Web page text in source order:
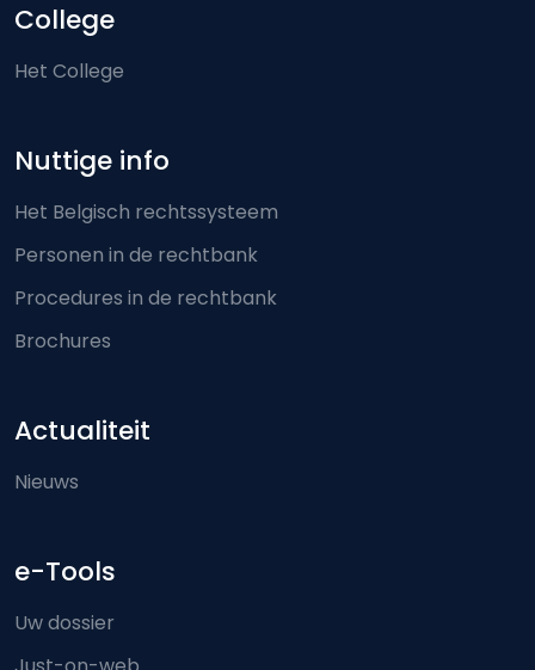
College
Het College
Nuttige info
Het Belgisch rechtssysteem
Personen in de rechtbank
Procedures in de rechtbank
Brochures
Actualiteit
Nieuws
e-Tools
Uw dossier